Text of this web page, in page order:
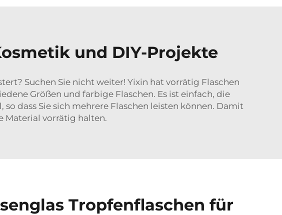
und DIY-Projekte
Suchen Sie nicht weiter! Yixin hat vorrätig Flaschen
Größen und farbige Flaschen. Es ist einfach, die
dass Sie sich mehrere Flaschen leisten können. Damit
Material vorrätig halten.
Tropfenflaschen für